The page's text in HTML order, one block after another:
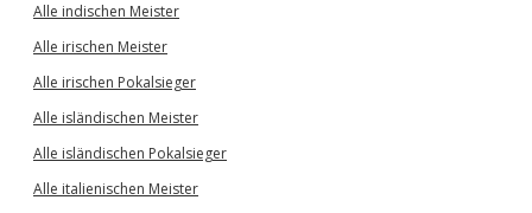
Alle indischen Meister
Alle irischen Meister
Alle irischen Pokalsieger
Alle isländischen Meister
Alle isländischen Pokalsieger
Alle italienischen Meister